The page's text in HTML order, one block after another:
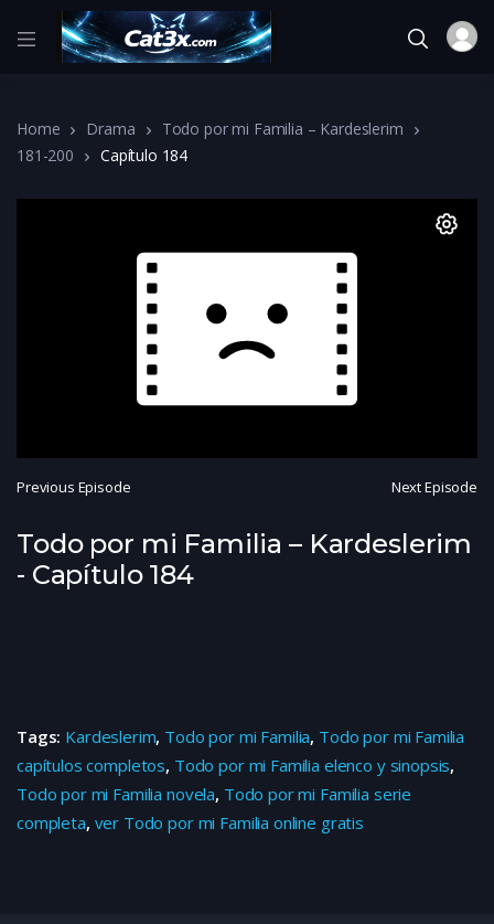
Home Drama
Todo por mi Familia – Kardeslerim
181-200
Capítulo 184
Previous Episode Next Episode
Todo por mi Familia – Kardeslerim
- Capítulo 184
Tags: Kardeslerim, Todo por mi Familia, Todo por mi Familia
capítulos completos, Todo por mi Familia elenco y sinopsis,
Todo por mi Familia novela, Todo por mi Familia serie
completa, ver Todo por mi Familia online gratis